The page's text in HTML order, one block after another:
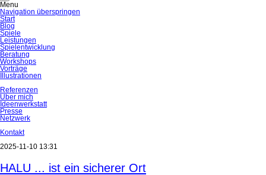
Menu
Navigation überspringen
Start
Blog
Spiele
Leistungen
Spielentwicklung
Beratung
Workshops
Vorträge
Illustrationen
Referenzen
Über mich
Ideenwerkstatt
Presse
Netzwerk
Kontakt
2025-11-10 13:31
HALU ... ist ein sicherer Ort